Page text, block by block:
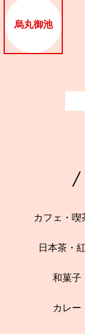
烏丸御池
/
カフェ・喫
日本茶・
和菓子
カレー